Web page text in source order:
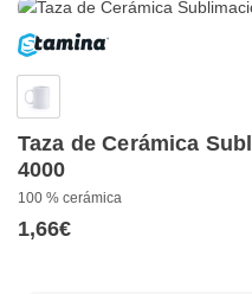
Taza de Cerámica
4000
100 % cerámica
1,66€